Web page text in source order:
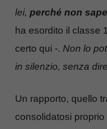
lei, perché non
ha esordito il classe
certo qui -. Non lo
in silenzio, senza
Un rapporto, quello
consolidatosi